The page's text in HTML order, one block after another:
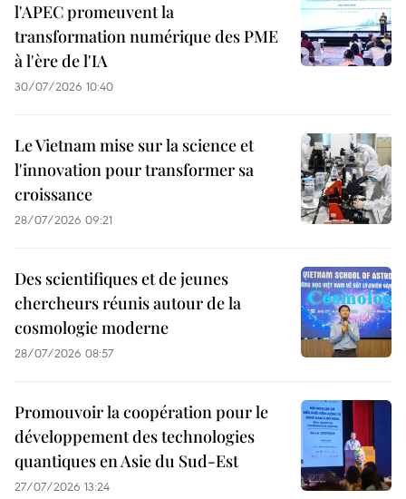
l'APEC promeuvent la
transformation numérique des PME
à l'ère de l'IA
30/07/2026 10:40
Le Vietnam mise sur la science et
l'innovation pour transformer sa
croissance
28/07/2026 09:21
Des scientifiques et de jeunes
chercheurs réunis autour de la
cosmologie moderne
28/07/2026 08:57
Promouvoir la coopération pour le
développement des technologies
quantiques en Asie du Sud-Est
27/07/2026 13:24